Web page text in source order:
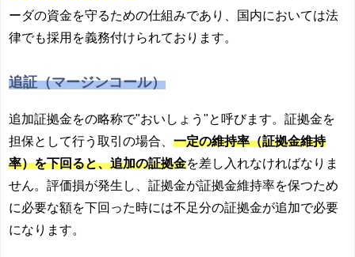
ーダの資金を守るための仕組みであり、国内においては法
律でも採用を義務付けられております。
追証（マージンコール）
追加証拠金をの略称で"おいしょう"と呼びます。証拠金を
担保として行う取引の場合、 一定の維持率（証拠金維持
率）を下回ると、追加の証拠金を差し入れなければなりま
せん。評価損が発生し、証拠金が証拠金維持率を保つため
に必要な額を下回った時には不足分の証拠金が追加で必要
になります。